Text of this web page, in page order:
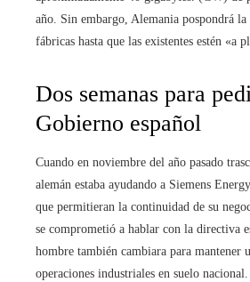
año. Sin embargo, Alemania pospondrá la
fábricas hasta que las existentes estén «a
Dos semanas para
Gobierno español
Cuando en noviembre del año pasado
alemán estaba ayudando a Siemens
que permitieran la continuidad de su
se comprometió a hablar con la directiva
hombre también cambiara para mantener
operaciones industriales en suelo